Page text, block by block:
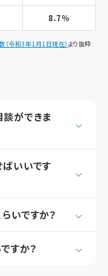
8.7％
令和3年1月1日現在） より抜粋
ができま
いいです
いですか？
すか？